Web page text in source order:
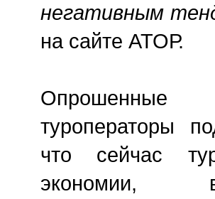
негативным
на сайте АТОР.
Опрошенные
туроператоры
что сейчас
экономии,